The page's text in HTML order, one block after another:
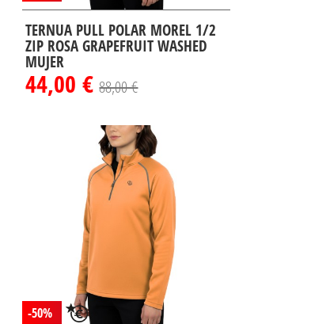
TERNUA PULL POLAR MOREL 1/2
ZIP ROSA GRAPEFRUIT WASHED
MUJER
44,00 €88,00 €
-50%